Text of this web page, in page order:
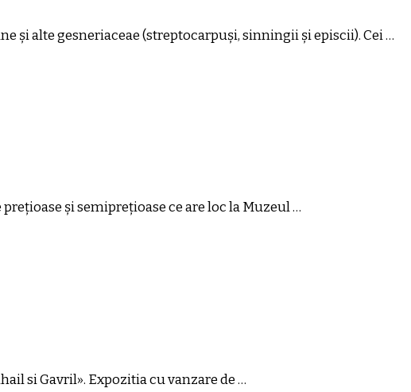
și alte gesneriaceae (streptocarpuși, sinningii și episcii). Cei …
și semiprețioase ce are loc la Muzeul …
si Gavril». Expozitia cu vanzare de …